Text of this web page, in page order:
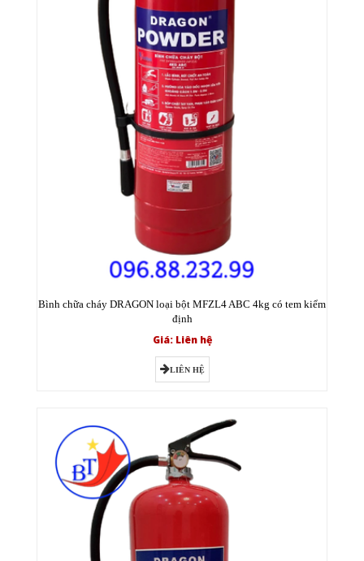
Bình chữa cháy DRAGON loại bột MFZL4 ABC 4kg có tem kiểm
định
Giá: Liên hệ
LIÊN HỆ